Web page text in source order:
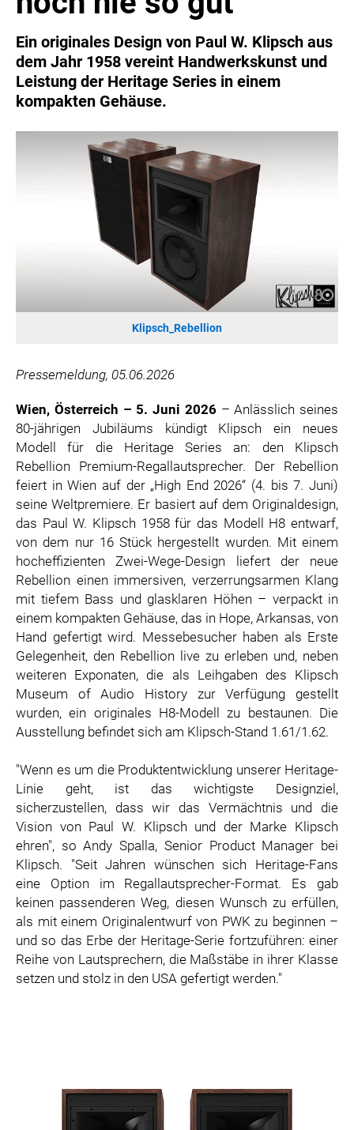
PROF. GEORGE BIRKMAYER NADH
META COMMUNICATION
SYLVOX
PREMIUM AUDIO
KOSPET
ONKYO
WARNER BROS. DISCOVERY GLOBAL CONSUMER PRODUCTS
ZOOPLUS
RABEA ROGGE
SWITCHBOT
SUPERUM
MEDIA
PRESSEBILDER
PRESSEKONTAKT
Ein originales Design von Paul W. Klipsch aus
dem Jahr 1958 vereint Handwerkskunst und
Leistung der Heritage Series in einem
kompakten Gehäuse.
Klipsch_Rebellion
Pressemeldung, 05.06.2026
Wien, Österreich – 5. Juni 2026 – Anlässlich seines
80-jährigen Jubiläums kündigt Klipsch ein neues
Modell für die Heritage Series an: den Klipsch
Rebellion Premium-Regallautsprecher. Der Rebellion
feiert in Wien auf der „High End 2026“ (4. bis 7. Juni)
seine Weltpremiere. Er basiert auf dem Originaldesign,
das Paul W. Klipsch 1958 für das Modell H8 entwarf,
von dem nur 16 Stück hergestellt wurden. Mit einem
hocheffizienten Zwei-Wege-Design liefert der neue
Rebellion einen immersiven, verzerrungsarmen Klang
mit tiefem Bass und glasklaren Höhen – verpackt in
einem kompakten Gehäuse, das in Hope, Arkansas, von
Hand gefertigt wird. Messebesucher haben als Erste
Gelegenheit, den Rebellion live zu erleben und, neben
weiteren Exponaten, die als Leihgaben des Klipsch
Museum of Audio History zur Verfügung gestellt
wurden, ein originales H8-Modell zu bestaunen. Die
Ausstellung befindet sich am Klipsch-Stand 1.61/1.62.
"Wenn es um die Produktentwicklung unserer Heritage-
Linie geht, ist das wichtigste Designziel,
sicherzustellen, dass wir das Vermächtnis und die
Vision von Paul W. Klipsch und der Marke Klipsch
ehren", so Andy Spalla, Senior Product Manager bei
Klipsch. "Seit Jahren wünschen sich Heritage-Fans
eine Option im Regallautsprecher-Format. Es gab
keinen passenderen Weg, diesen Wunsch zu erfüllen,
als mit einem Originalentwurf von PWK zu beginnen –
und so das Erbe der Heritage-Serie fortzuführen: einer
Reihe von Lautsprechern, die Maßstäbe in ihrer Klasse
setzen und stolz in den USA gefertigt werden."